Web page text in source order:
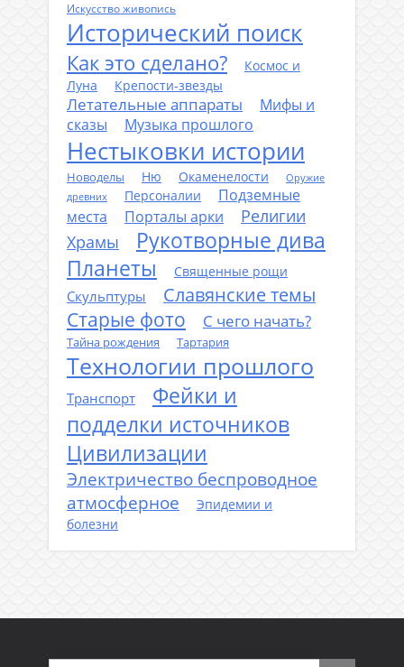
Искусство живопись
Исторический поиск
Как это сделано?
Космос и
Луна
Крепости-звезды
Летательные аппараты
Мифы и
сказы
Музыка прошлого
Нестыковки истории
Новоделы Ню Окаменелости
Оружие
древних
Персоналии
Подземные
места
Порталы арки
Религии
Храмы
Рукотворные дива
Планеты
Священные рощи
Скульптуры Славянские темы
Старые фото С чего начать?
Тайна рождения Тартария
Технологии прошлого
Транспорт
Фейки и
подделки источников
Цивилизации
Электричество беспроводное
атмосферное
Эпидемии и
болезни